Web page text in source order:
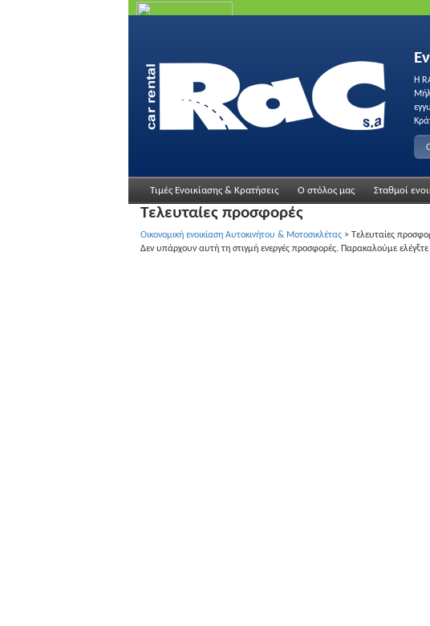
Η
Τιμές Ενοικίασης & Κρατήσεις Ο στόλος μας Σταθμοί
Τελευταίες προσφορές
Οικονομική ενοικίαση Αυτοκινήτου & Μοτοσικλέτας >
Τελευταίες
Δεν υπάρχουν αυτή τη στιγμή ενεργές προσφορές. Παρακαλούμε